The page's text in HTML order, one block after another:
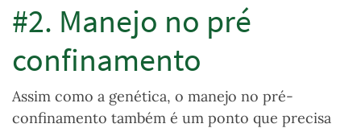
#2. Manejo no pré
confinamento
Assim como a genética, o manejo no pré-
confinamento também é um ponto que precisa